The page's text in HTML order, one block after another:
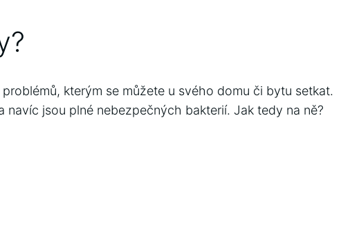
kterým se můžete u svého domu či bytu setkat.
navíc jsou plné nebezpečných bakterií. Jak tedy na ně?